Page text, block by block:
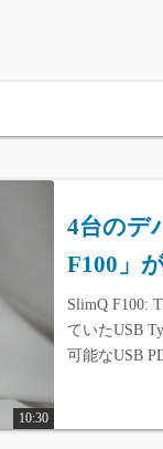
10:30
4台のデ
F100」
SlimQ F100:
ていたUSB
可能なUSB